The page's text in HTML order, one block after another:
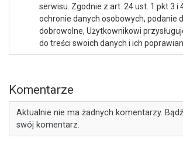
serwisu. Zgodnie z art. 24 ust. 1 pkt 3 i
ochronie danych osobowych, podanie
dobrowolne, Użytkownikowi
do treści swoich danych i ich
Komentarze
Aktualnie nie ma żadnych komentarzy.
swój komentarz.